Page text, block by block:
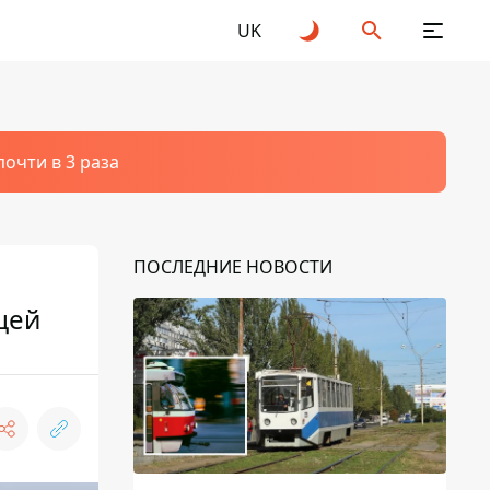
UK
в 3 раза
ПОСЛЕДНИЕ НОВОСТИ